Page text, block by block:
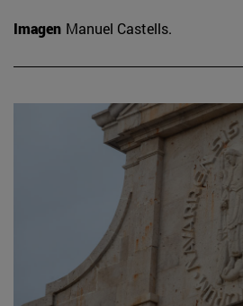
Imagen Manuel Castells.